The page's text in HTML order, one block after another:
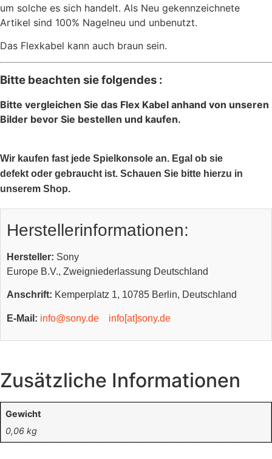
um solche es sich handelt. Als Neu gekennzeichnete
Artikel sind 100% Nagelneu und unbenutzt.
Das Flexkabel kann auch braun sein.
Bitte beachten sie folgendes :
Bitte vergleichen Sie das Flex Kabel anhand von unseren
Bilder bevor Sie bestellen und kaufen.
Wir kaufen fast jede Spielkonsole an. Egal ob sie
defekt oder gebraucht ist. Schauen Sie bitte hierzu in
unserem Shop.
Herstellerinformationen:
Hersteller: Sony
Europe B.V., Zweigniederlassung Deutschland
Anschrift: Kemperplatz 1, 10785 Berlin, Deutschland
E-Mail: info@sony.de info[at]sony.de
Zusätzliche Informationen
Gewicht
0,06 kg